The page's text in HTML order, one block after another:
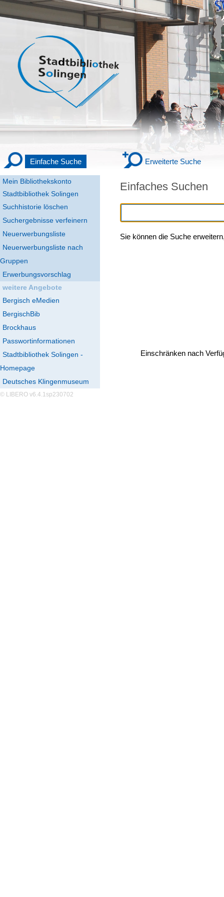
Mein Bibliothekskonto
Stadtbibliothek Solingen
Einfache Suche Erweiterte Suche
Suchhistorie löschen
Suchergebnisse verfeinern
Neuerwerbungsliste
Neuerwerbungsliste nach
Gruppen
Erwerbungsvorschlag
weitere Angebote
Bergisch eMedien
BergischBib
Brockhaus
Passwortinformationen
Stadtbibliothek Solingen -
Homepage
Deutsches Klingenmuseum
© LIBERO v6.4.1sp230702
Einfaches Suchen
Sie können die Suche
Einschränken nach